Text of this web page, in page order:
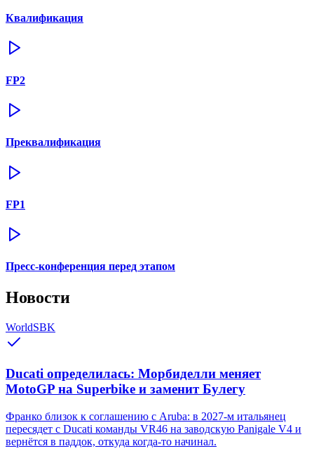
Квалификация
FP2
Преквалификация
FP1
Пресс-конференция перед этапом
Новости
WorldSBK
Ducati определилась: Морбиделли меняет
MotoGP на Superbike и заменит Булегу
Франко близок к соглашению с Aruba: в 2027-м итальянец
пересядет с Ducati команды VR46 на заводскую Panigale V4 и
вернётся в паддок, откуда когда-то начинал.